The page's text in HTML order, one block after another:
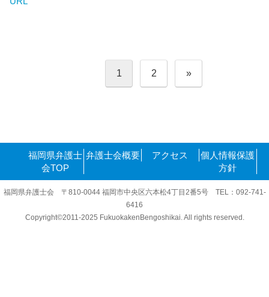
投
稿
の
送
り
1 2 »
福岡県弁護士
会TOP
弁護士会概要 アクセス
個人情報保護
方針
福岡県弁護士会 〒810-0044 福岡市中央区六本松4丁目2番5号 TEL：092-741-
6416
Copyright©2011-2025 FukuokakenBengoshikai. All rights reserved.